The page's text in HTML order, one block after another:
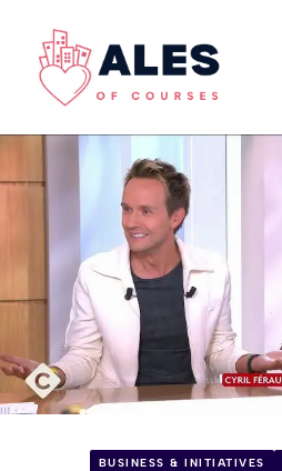
contenu
BUSINESS & INITIATIVES